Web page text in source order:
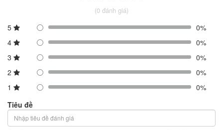
(0 đánh giá)
5
0%
4
0%
3
0%
2
0%
1
0%
Tiêu đề